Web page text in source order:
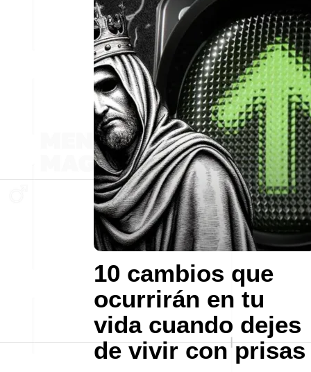
10 cambios que
ocurrirán en tu
vida cuando dejes
de vivir con prisas